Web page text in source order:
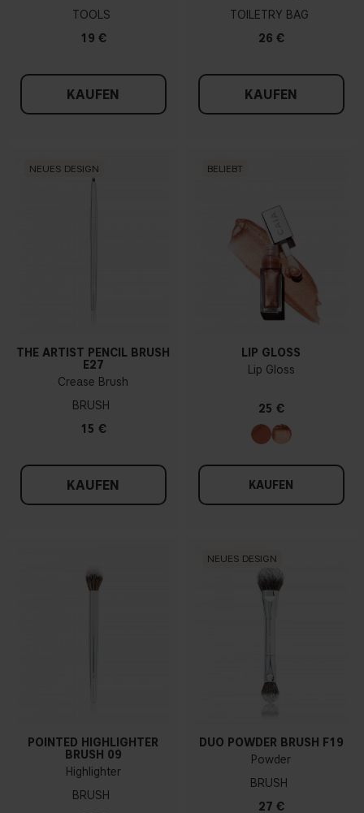
TOOLS
19 €
KAUFEN
TOILETRY BAG
26 €
KAUFEN
NEUES DESIGN
THE ARTIST PENCIL BRUSH
E27
Crease Brush
BRUSH
15 €
KAUFEN
BELIEBT
LIP GLOSS
Lip Gloss
25 €
KAUFEN
POINTED HIGHLIGHTER
BRUSH 09
Highlighter
BRUSH
NEUES DESIGN
DUO POWDER BRUSH F19
Powder
BRUSH
27 €